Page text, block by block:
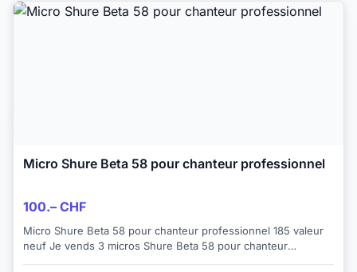
Micro Shure Beta 58 pour chanteur professionnel
100.– CHF
Micro Shure Beta 58 pour chanteur professionnel 185 valeur
neuf Je vends 3 micros Shure Beta 58 pour chanteur